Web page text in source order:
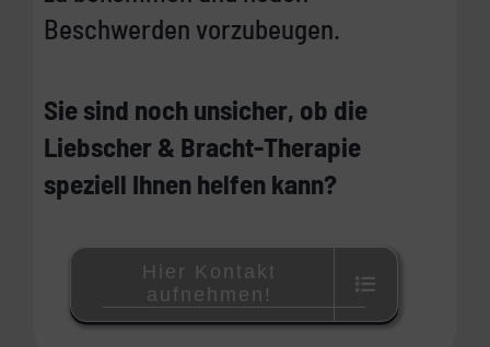
Beschwerden vorzubeugen.
Sie sind noch unsicher, ob die
Liebscher & Bracht-Therapie
speziell Ihnen helfen kann?
Hier Kontakt
aufnehmen!